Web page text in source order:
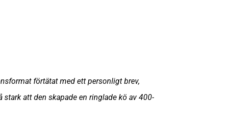
förtätat med ett personligt brev,
att den skapade en ringlade kö av 400-